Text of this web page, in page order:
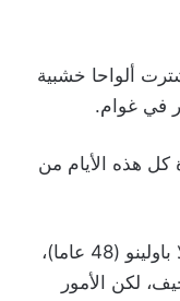
عاماً) إنها اشترت ألواحا خشبية
هذه الأيام من
أما الموظفة في مركز الاتصالات، أرابيلا باولينو (48 عاما)،
لكن الأمور